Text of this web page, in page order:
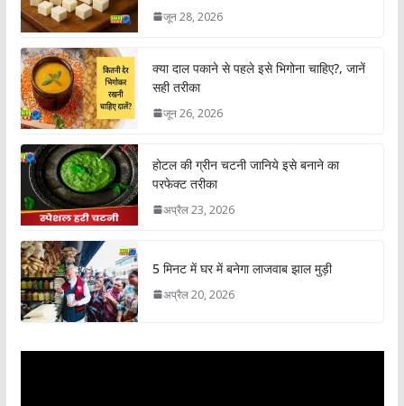
जून 28, 2026
क्या दाल पकाने से पहले इसे भिगोना चाहिए?, जानें
सही तरीका
जून 26, 2026
होटल की ग्रीन चटनी जानिये इसे बनाने का
परफेक्ट तरीका
अप्रैल 23, 2026
5 मिनट में घर में बनेगा लाजवाब झाल मुड़ी
अप्रैल 20, 2026